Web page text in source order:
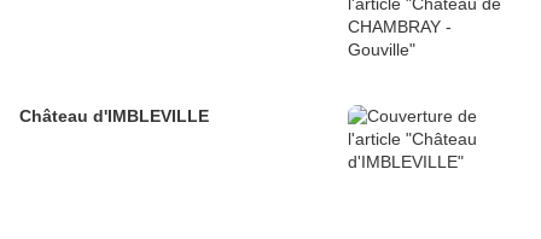
Château d'IMBLEVILLE